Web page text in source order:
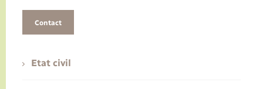
Contact
Etat civil